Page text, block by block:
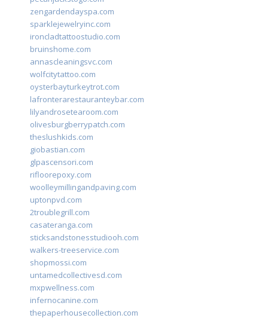
zengardendayspa.com
sparklejewelryinc.com
ironcladtattoostudio.com
bruinshome.com
annascleaningsvc.com
wolfcitytattoo.com
oysterbayturkeytrot.com
lafronterarestauranteybar.com
lilyandrosetearoom.com
olivesburgberrypatch.com
theslushkids.com
giobastian.com
glpascensori.com
rifloorepoxy.com
woolleymillingandpaving.com
uptonpvd.com
2troublegrill.com
casateranga.com
sticksandstonesstudiooh.com
walkers-treeservice.com
shopmossi.com
untamedcollectivesd.com
mxpwellness.com
infernocanine.com
thepaperhousecollection.com